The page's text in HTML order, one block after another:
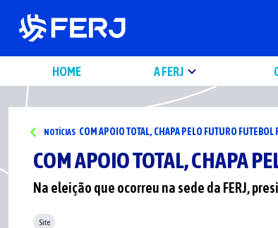
HOME A FERJ
NOTÍCIAS COM APOIO TOTAL, CHAPA PELO FUTURO
COM APOIO TOTAL, CHAPA
Na eleição que ocorreu na sede da FERJ,
Site